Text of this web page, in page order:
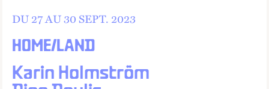
HOME/LAND
Karin Holmström
DU 27 AU30 SEPT. 2023